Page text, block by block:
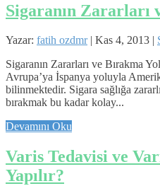
Sigaranın Zararları
Yazar: fatih ozdmr| Kas 4, 2013
Sigaranın Zararları ve Bırakma
Avrupa’ya İspanya yoluyla
bilinmektedir. Sigara sağlığa
bırakmak bu kadar kolay...
Devamını Oku
Varis Tedavisi ve
Yapılır?